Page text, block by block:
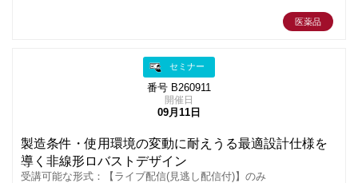
医薬品
セミナー
番号 B260911
開催日
09月11日
製造条件・使用環境の変動に耐えうる最適設計仕様を
導く非線形ロバストデザイン
受講可能な形式：【ライブ配信(見逃し配信付)】のみ